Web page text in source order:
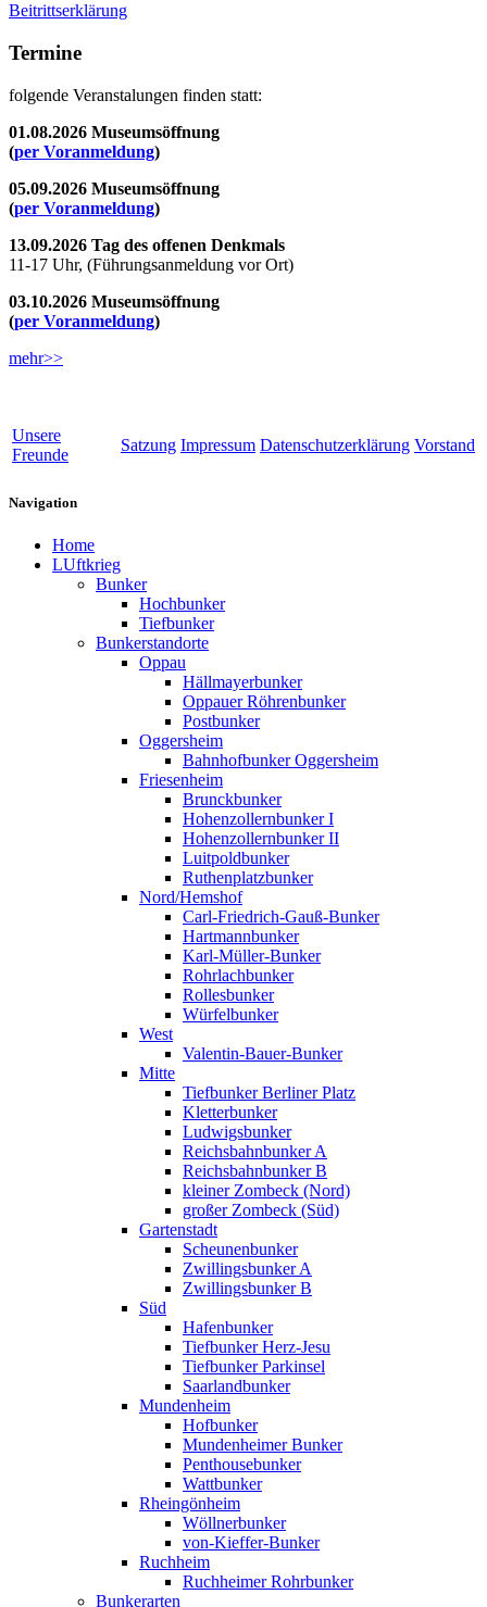
Beitrittserklärung
Termine
folgende Veranstalungen finden statt:
01.08.2026 Museumsöffnung
(per Voranmeldung)
05.09.2026 Museumsöffnung
(per Voranmeldung)
13.09.2026 Tag des offenen Denkmals
11-17 Uhr, (Führungsanmeldung vor Ort)
03.10.2026 Museumsöffnung
(per Voranmeldung)
mehr>>
Unsere
Freunde
Satzung Impressum Datenschutzerklärung Vorstand
Navigation
Home
LUftkrieg
Bunker
Hochbunker
Tiefbunker
Bunkerstandorte
Oppau
Hällmayerbunker
Oppauer Röhrenbunker
Postbunker
Oggersheim
Bahnhofbunker Oggersheim
Friesenheim
Brunckbunker
Hohenzollernbunker I
Hohenzollernbunker II
Luitpoldbunker
Ruthenplatzbunker
Nord/Hemshof
Carl-Friedrich-Gauß-Bunker
Hartmannbunker
Karl-Müller-Bunker
Rohrlachbunker
Rollesbunker
Würfelbunker
West
Valentin-Bauer-Bunker
Mitte
Tiefbunker Berliner Platz
Kletterbunker
Ludwigsbunker
Reichsbahnbunker A
Reichsbahnbunker B
kleiner Zombeck (Nord)
großer Zombeck (Süd)
Gartenstadt
Scheunenbunker
Zwillingsbunker A
Zwillingsbunker B
Süd
Hafenbunker
Tiefbunker Herz-Jesu
Tiefbunker Parkinsel
Saarlandbunker
Mundenheim
Hofbunker
Mundenheimer Bunker
Penthousebunker
Wattbunker
Rheingönheim
Wöllnerbunker
von-Kieffer-Bunker
Ruchheim
Ruchheimer Rohrbunker
Bunkerarten